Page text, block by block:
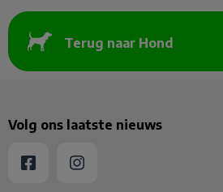
Terug naar Hond
Volg ons laatste nieuws